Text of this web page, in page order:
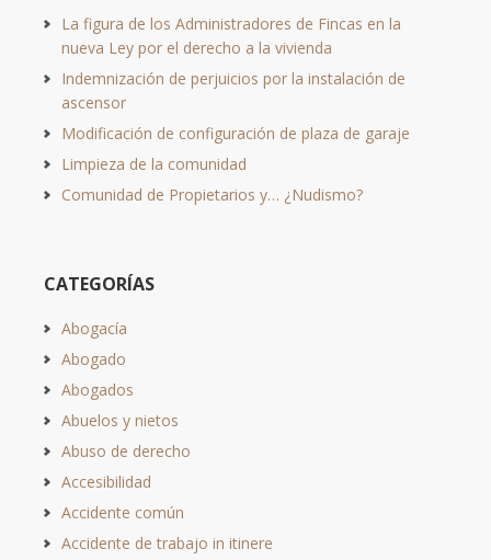
La figura de los Administradores de Fincas en la
nueva Ley por el derecho a la vivienda
Indemnización de perjuicios por la instalación de
ascensor
Modificación de configuración de plaza de garaje
Limpieza de la comunidad
Comunidad de Propietarios y… ¿Nudismo?
CATEGORÍAS
Abogacía
Abogado
Abogados
Abuelos y nietos
Abuso de derecho
Accesibilidad
Accidente común
Accidente de trabajo in itinere